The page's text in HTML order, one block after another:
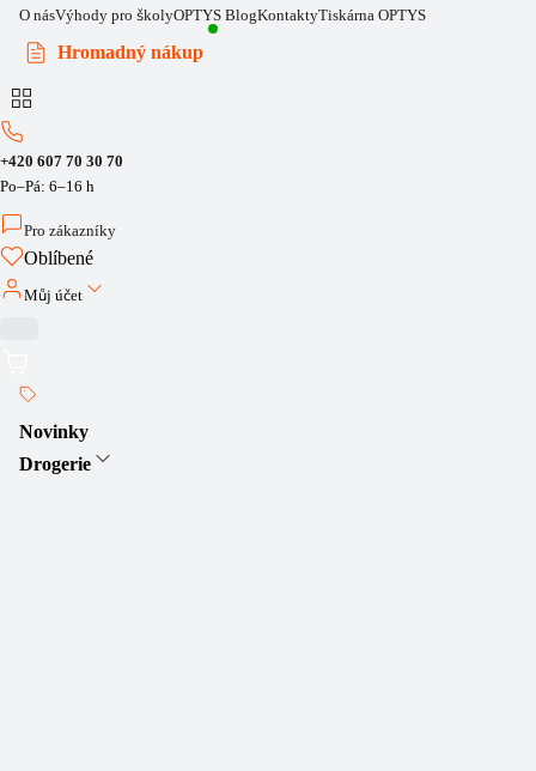
O násVýhody pro školyOPTYS BlogKontaktyTiskárna OPTYS
Hromadný nákup
+420 607 70 30 70
Po–Pá: 6–16 h
Pro zákazníky
Oblíbené
Můj účet
Novinky
Drogerie